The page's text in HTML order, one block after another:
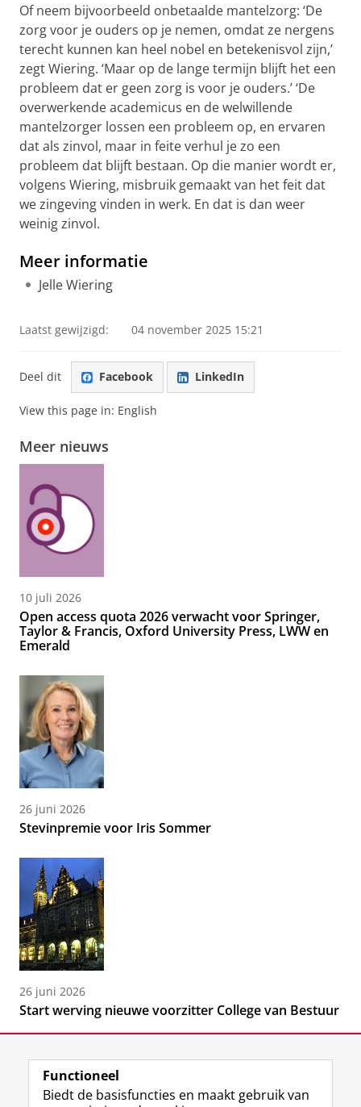
Of neem bijvoorbeeld onbetaalde mantelzorg: ‘De
zorg voor je ouders op je nemen, omdat ze nergens
terecht kunnen kan heel nobel en betekenisvol zijn,’
zegt Wiering. ‘Maar op de lange termijn blijft het een
probleem dat er geen zorg is voor je ouders.’ ‘De
overwerkende academicus en de welwillende
mantelzorger lossen een probleem op, en ervaren
dat als zinvol, maar in feite verhul je zo een
probleem dat blijft bestaan. Op die manier wordt er,
volgens Wiering, misbruik gemaakt van het feit dat
we zingeving vinden in werk. En dat is dan weer
weinig zinvol.
Meer informatie
Jelle Wiering
Laatst gewijzigd: 04 november 2025 15:21
Deel dit Facebook LinkedIn
View this page in: English
Meer nieuws
10 juli 2026
Open access quota 2026 verwacht voor Springer,
Taylor & Francis, Oxford University Press, LWW en
Emerald
26 juni 2026
Stevinpremie voor Iris Sommer
26 juni 2026
Start werving nieuwe voorzitter College van Bestuur
Functioneel
Biedt de basisfuncties en maakt gebruik van